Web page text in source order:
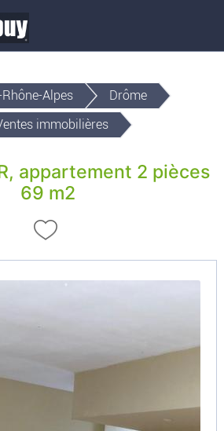
Alpes
Drôme
immobilières
appartement 2 pièces
69 m2